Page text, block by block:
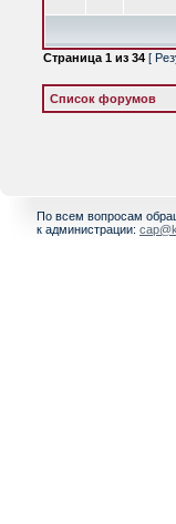
Страница 1 из 34 [
Список форумов
По всем вопросам
к администрации: